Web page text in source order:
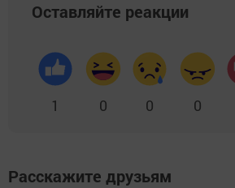
Оставляйте реакции
1 0 0 0
Расскажите друзьям